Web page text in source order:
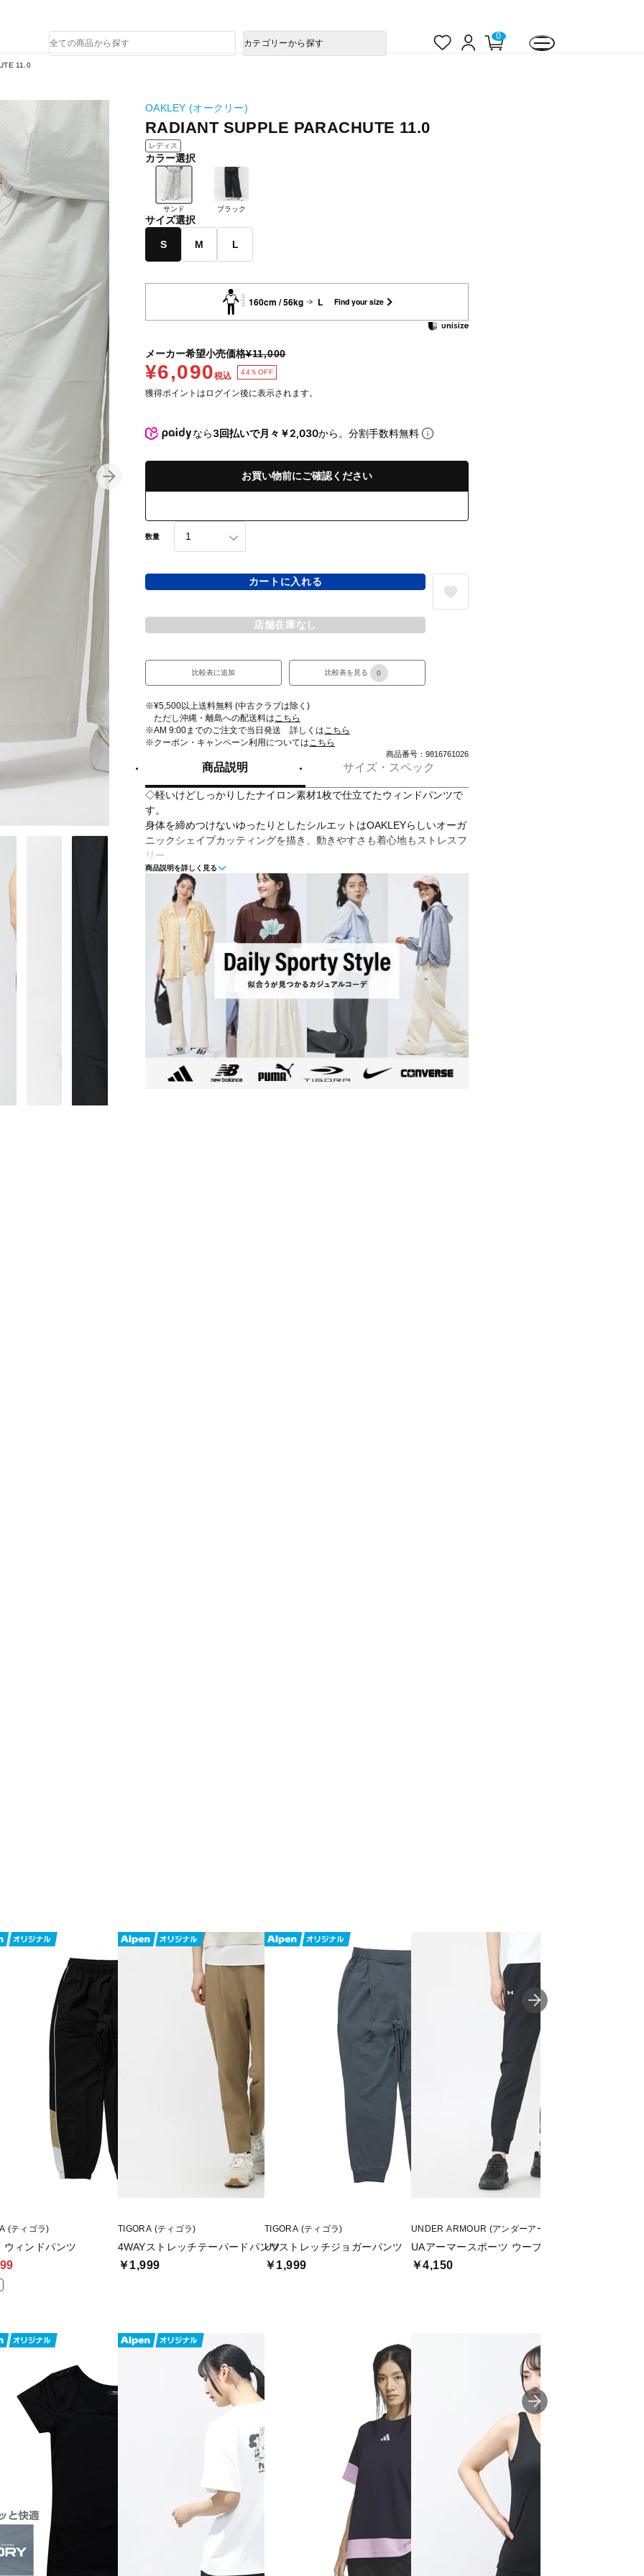
ロ
0
品
検
カテゴリーから探す
11.0
OAKLEY (オークリー)
RADIANT SUPPLE PARACHUTE 11.0
レディス
カラー選択
サンド ブラック
サイズ選択
S M L
160cm / 56kg L Find your size
メーカー希望小売価格¥11,000
¥6,090税込 44％OFF
獲得ポイントはログイン後に表示されます。
なら3回払いで月々￥2,030から。分割手数料無料
お買い物前にご確認ください
数量
カートに入れる
店舗在庫なし
比較表に追加 比較表を見る 0
※¥5,500以上送料無料 (中古クラブは除く)
ただし沖縄・離島への配送料はこちら
※AM 9:00までのご注文で当日発送 詳しくはこちら
※クーポン・キャンペーン利用についてはこちら
商品番号：9816761026
商品説明 サイズ・スペック
◇軽いけどしっかりしたナイロン素材1枚で仕立てたウィンドパンツで
す。
身体を締めつけないゆったりとしたシルエットはOAKLEYらしいオーガ
ニックシェイプカッティングを描き、動きやすさも着心地もストレスフ
リー。
スポーティな中にも洗練されたムードをまとった一着が、アクティブな
毎日を軽やかに彩ります。
膝から下が取り外せられるコンバーチブル仕様なので着方の幅が広がり
ます。
■カラー(メーカー表記)：
サンド(68S：MIST)
ブラック(021：PITCH BLACK)
■素材：ナイロン100％
■生産国：ベトナム
■2026 Spring＆Summer モデル
商品説明を詳しく見る
(ティゴラ)
ウィンドパンツ
TIGORA (ティゴラ)
4WAYストレッチテーパードパンツ
￥1,999
TIGORA (ティゴラ)
UVストレッチジョガーパンツ
￥1,999
UNDER ARMOUR (アンダーアーマー)
UAアーマースポーツ ウーブン パンツ
￥4,150